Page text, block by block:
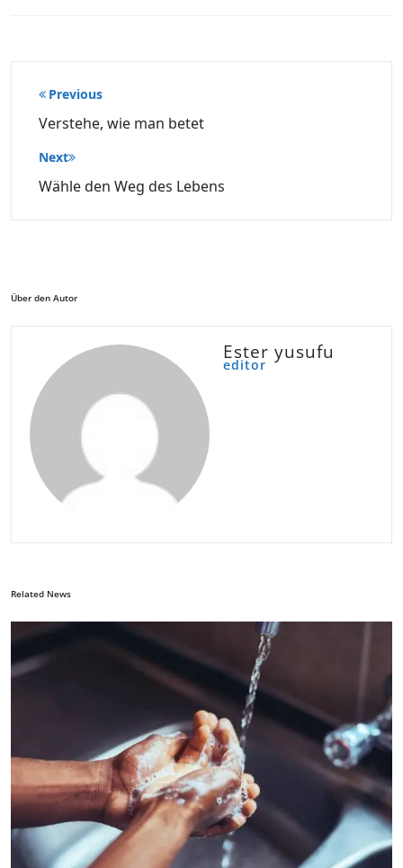
Beitragsnavigation
Previous
Verstehe, wie man betet
Next
Wähle den Weg des Lebens
Über den Autor
Ester yusufu
editor
Related News